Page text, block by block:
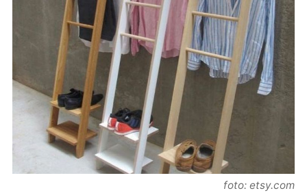
foto: etsy.com